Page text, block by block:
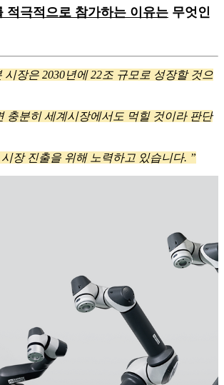
적극적으로 참가하는 이유는 무엇인
시장은 2030년에 22조 규모로 성장할 것으
충분히 세계시장에서도 먹힐 것이라 판단
장 진출을 위해 노력하고 있습니다. ”